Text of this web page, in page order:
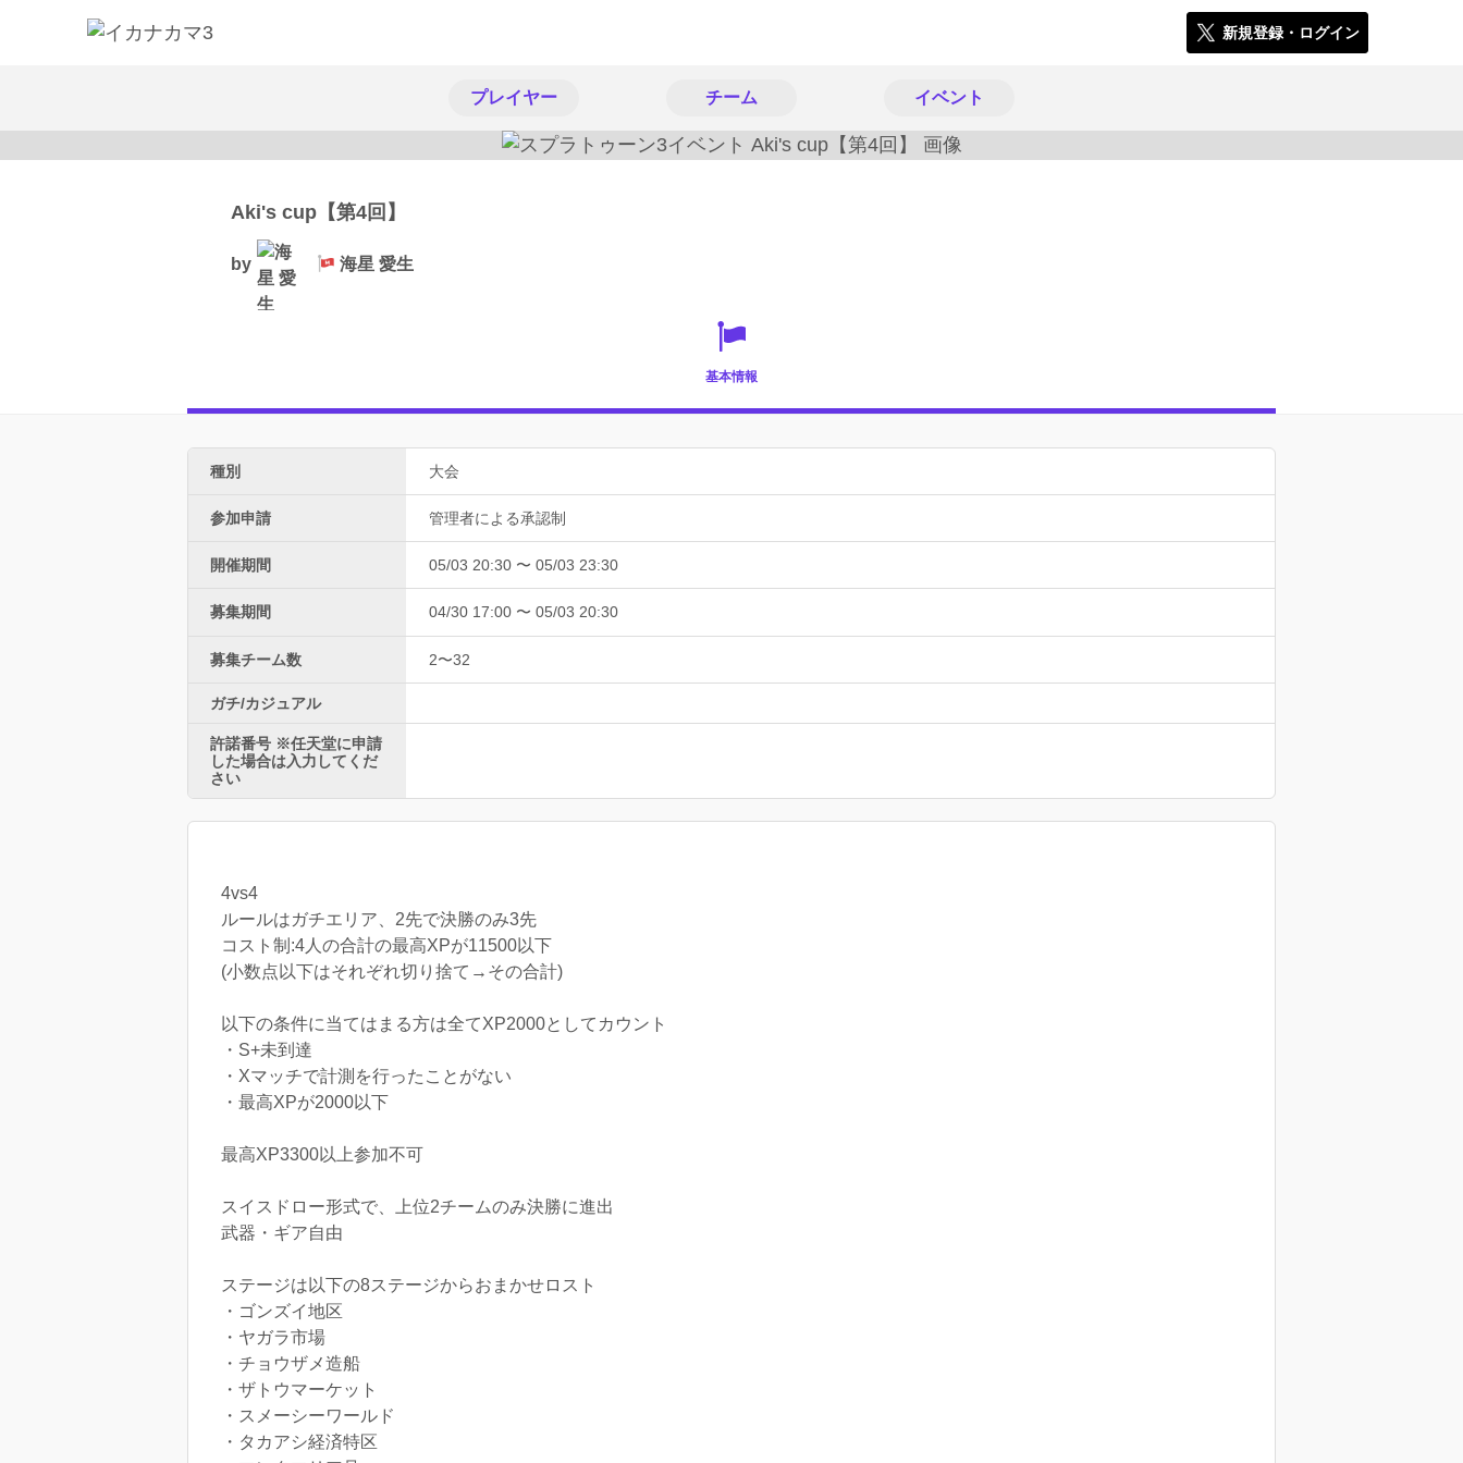
新規登録・ログイン
プレイヤー チーム イベント
Aki's cup【第4回】
by 海星 愛生
基本情報
種別 大会
参加申請 管理者による承認制
開催期間 05/03 20:30 〜 05/03 23:30
募集期間 04/30 17:00 〜 05/03 20:30
募集チーム数 2〜32
ガチ/カジュアル
許諾番号 ※任天堂に申請
した場合は入力してくだ
さい
4vs4
ルールはガチエリア、2先で決勝のみ3先
コスト制:4人の合計の最高XPが11500以下
(小数点以下はそれぞれ切り捨て→その合計)
以下の条件に当てはまる方は全てXP2000としてカウント
・S+未到達
・Xマッチで計測を行ったことがない
・最高XPが2000以下
最高XP3300以上参加不可
スイスドロー形式で、上位2チームのみ決勝に進出
武器・ギア自由
ステージは以下の8ステージからおまかせロスト
・ゴンズイ地区
・ヤガラ市場
・チョウザメ造船
・ザトウマーケット
・スメーシーワールド
・タカアシ経済特区